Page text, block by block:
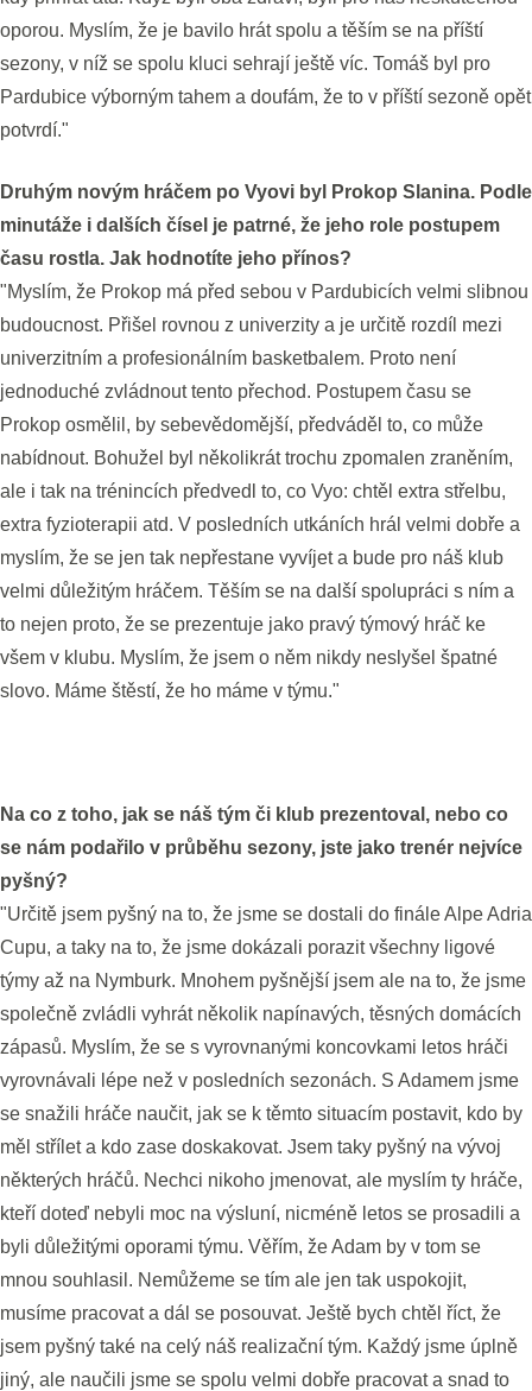
oporou. Myslím, že je bavilo hrát spolu a těším se na příští
sezony, v níž se spolu kluci sehrají ještě víc. Tomáš byl pro
Pardubice výborným tahem a doufám, že to v příští sezoně opět
potvrdí."
Druhým novým hráčem po Vyovi byl Prokop Slanina. Podle
minutáže i dalších čísel je patrné, že jeho role postupem
času rostla. Jak hodnotíte jeho přínos?
"Myslím, že Prokop má před sebou v Pardubicích velmi slibnou
budoucnost. Přišel rovnou z univerzity a je určitě rozdíl mezi
univerzitním a profesionálním basketbalem. Proto není
jednoduché zvládnout tento přechod. Postupem času se
Prokop osmělil, by sebevědomější, předváděl to, co může
nabídnout. Bohužel byl několikrát trochu zpomalen zraněním,
ale i tak na trénincích předvedl to, co Vyo: chtěl extra střelbu,
extra fyzioterapii atd. V posledních utkáních hrál velmi dobře a
myslím, že se jen tak nepřestane vyvíjet a bude pro náš klub
velmi důležitým hráčem. Těším se na další spolupráci s ním a
to nejen proto, že se prezentuje jako pravý týmový hráč ke
všem v klubu. Myslím, že jsem o něm nikdy neslyšel špatné
slovo. Máme štěstí, že ho máme v týmu."
Na co z toho, jak se náš tým či klub prezentoval, nebo co
se nám podařilo v průběhu sezony, jste jako trenér nejvíce
pyšný?
"Určitě jsem pyšný na to, že jsme se dostali do finále Alpe Adria
Cupu, a taky na to, že jsme dokázali porazit všechny ligové
týmy až na Nymburk. Mnohem pyšnější jsem ale na to, že jsme
společně zvládli vyhrát několik napínavých, těsných domácích
zápasů. Myslím, že se s vyrovnanými koncovkami letos hráči
vyrovnávali lépe než v posledních sezonách. S Adamem jsme
se snažili hráče naučit, jak se k těmto situacím postavit, kdo by
měl střílet a kdo zase doskakovat. Jsem taky pyšný na vývoj
některých hráčů. Nechci nikoho jmenovat, ale myslím ty hráče,
kteří doteď nebyli moc na výsluní, nicméně letos se prosadili a
byli důležitými oporami týmu. Věřím, že Adam by v tom se
mnou souhlasil. Nemůžeme se tím ale jen tak uspokojit,
musíme pracovat a dál se posouvat. Ještě bych chtěl říct, že
jsem pyšný také na celý náš realizační tým. Každý jsme úplně
jiný, ale naučili jsme se spolu velmi dobře pracovat a snad to